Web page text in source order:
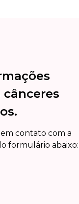
contato com a
formulário abaixo: